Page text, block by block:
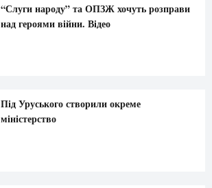
“Слуги народу” та ОПЗЖ хочуть розправи
над героями війни. Відео
Під Уруського створили окреме
міністерство